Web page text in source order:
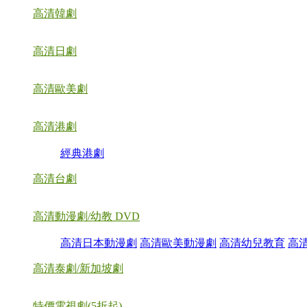
高清韓劇
高清日劇
高清歐美劇
高清港劇
經典港劇
高清台劇
高清動漫劇/幼教 DVD
高清日本動漫劇 高清歐美動漫劇 高清幼兒教育 高
高清泰劇/新加坡劇